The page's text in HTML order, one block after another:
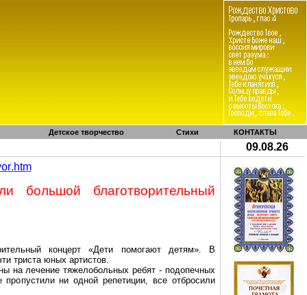
Детское творчество Стихи КОНТАКТЫ
09.08.26
.htm
большой благотворительный
концерт «Дети помогают детям». В
триста юных артистов.
на лечение тяжелобольных ребят - подопечных
ни одной репетиции, все отбросили